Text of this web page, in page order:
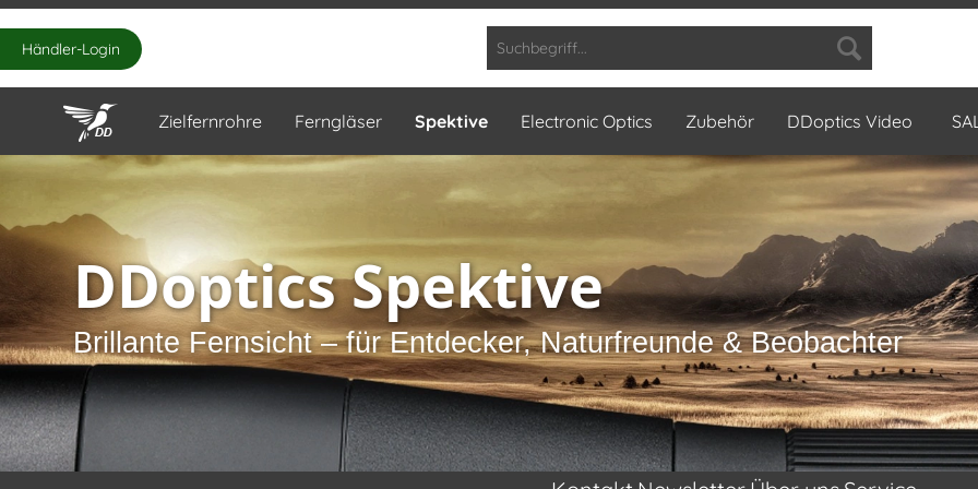
Händler-Login
Zielfernrohre Ferngläser Spektive Electronic Optics Zubehör DDoptics Video
DDoptics Spektive
Brillante Fernsicht – für Entdecker, Naturfreunde & Beobachter